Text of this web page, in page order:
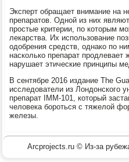
Эксперт обращает внимание на
препаратов. Одной из них
простые критерии, по которым
лекарства. Их использование
одобрения средств, однако по
насколько препарат
нарушает этические принципы
В сентябре 2016 издание The
исследователи из Лондонского
препарат IMM-101, который
человека бороться с тяжелой
железы.
Arcprojects.ru © Из-за